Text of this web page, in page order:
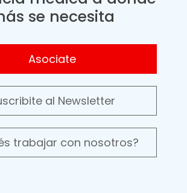
se necesita
Asociate
al Newsletter
trabajar con nosotros?